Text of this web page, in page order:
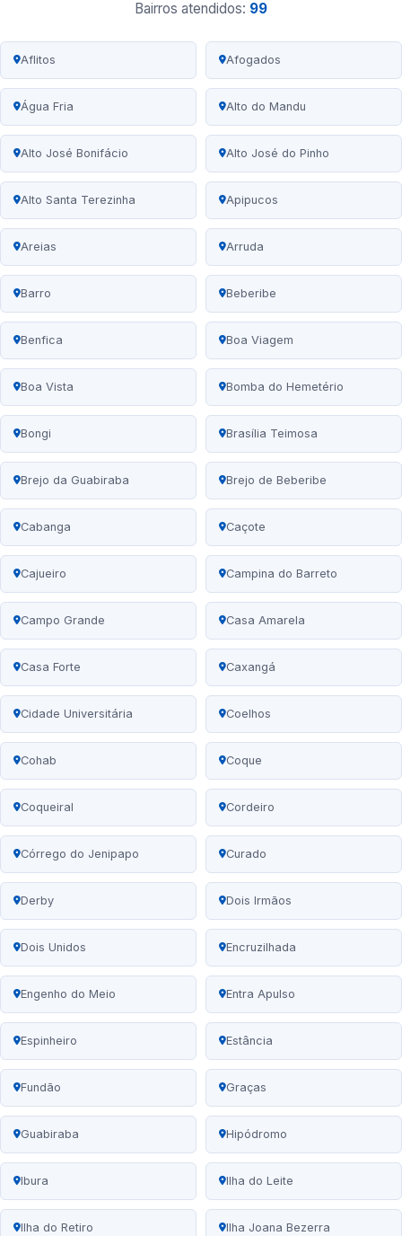
Bairros atendidos: 99
Aflitos Afogados
Água Fria Alto do Mandu
Alto José Bonifácio Alto José do Pinho
Alto Santa Terezinha Apipucos
Areias Arruda
Barro Beberibe
Benfica Boa Viagem
Boa Vista Bomba do Hemetério
Bongi Brasília Teimosa
Brejo da Guabiraba Brejo de Beberibe
Cabanga Caçote
Cajueiro Campina do Barreto
Campo Grande Casa Amarela
Casa Forte Caxangá
Cidade Universitária Coelhos
Cohab Coque
Coqueiral Cordeiro
Córrego do Jenipapo Curado
Derby Dois Irmãos
Dois Unidos Encruzilhada
Engenho do Meio Entra Apulso
Espinheiro Estância
Fundão Graças
Guabiraba Hipódromo
Ibura Ilha do Leite
Ilha do Retiro Ilha Joana Bezerra